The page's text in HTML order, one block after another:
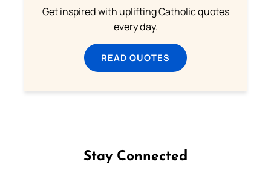
Get inspired with uplifting Catholic quotes
every day.
READ QUOTES
Stay Connected